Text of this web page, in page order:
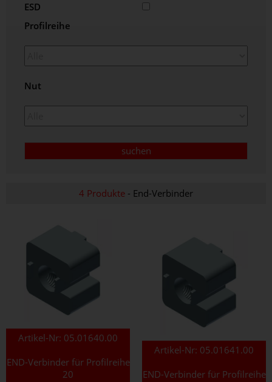
ESD
Profilreihe
Nut
4 Produkte - End-Verbinder
Artikel-Nr: 05.01640.00
END-Verbinder für Profilreihe
20
Artikel-Nr: 05.01641.00
END-Verbinder für Profilreihe